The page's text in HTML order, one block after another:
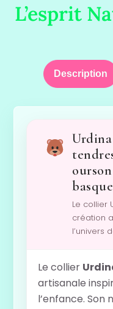
L’esprit
Description
basque
Le collier
création
l’univers
Le collier
artisanale
l’enfance. Son